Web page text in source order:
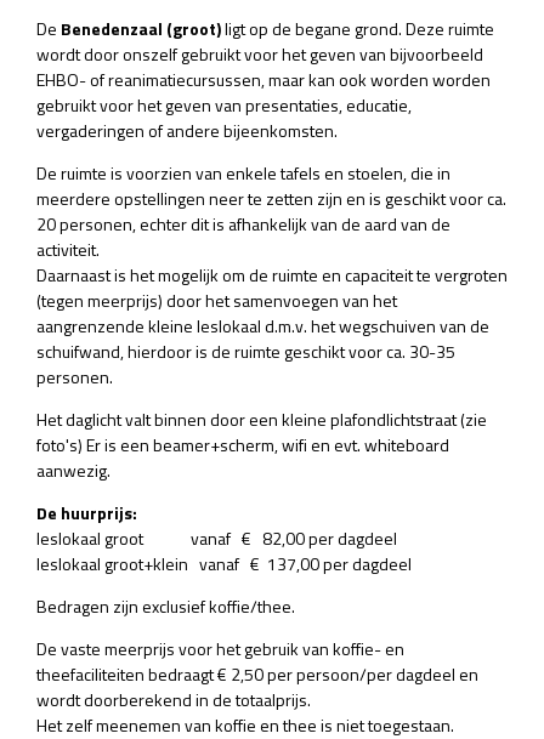
De Benedenzaal (groot)ligt op de begane grond. Deze ruimte
wordt door onszelf gebruikt voor het geven van bijvoorbeeld
EHBO- of reanimatiecursussen, maar kan ook worden worden
gebruikt voor het geven van presentaties, educatie,
vergaderingen of andere bijeenkomsten.
De ruimte is voorzien van enkele tafels en stoelen, die in
meerdere opstellingen neer te zetten zijn en is geschikt voor ca.
20 personen, echter dit is afhankelijk van de aard van de
activiteit.
Daarnaast is het mogelijk om de ruimte en capaciteit te vergroten
(tegen meerprijs) door het samenvoegen van het
aangrenzende kleine leslokaal d.m.v. het wegschuiven van de
schuifwand, hierdoor is de ruimte geschikt voor ca. 30-35
personen.
Het daglicht valt binnen door een kleine plafondlichtstraat (zie
foto's) Er is een beamer+scherm, wifi en evt. whiteboard
aanwezig.
De huurprijs:
leslokaal groot vanaf € 82,00 per dagdeel
leslokaal groot+klein vanaf € 137,00 per dagdeel
Bedragen zijn exclusief koffie/thee.
De vaste meerprijs voor het gebruik van koffie- en
theefaciliteiten bedraagt € 2,50 per persoon/per dagdeel en
wordt doorberekend in de totaalprijs.
Het zelf meenemen van koffie en thee is niet toegestaan.